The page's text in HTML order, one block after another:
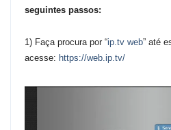
seguintes passos:
1) Faça procura por “ip.tv web” até
acesse: https://web.ip.tv/